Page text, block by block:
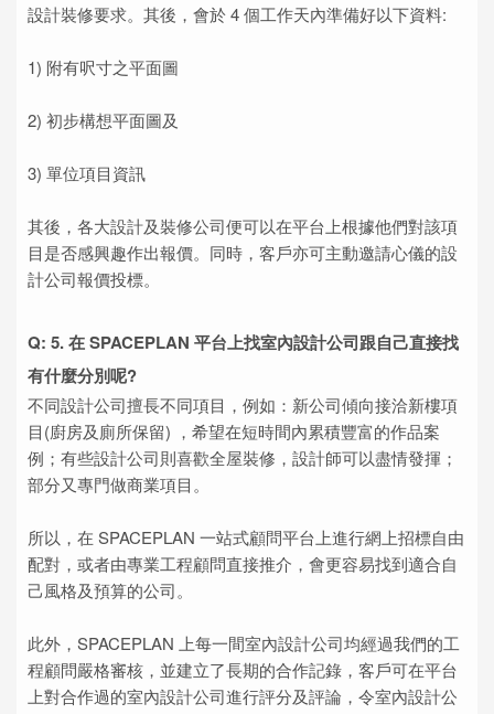
設計裝修要求。其後，會於 4 個工作天內準備好以下資料:
1) 附有呎寸之平面圖
2) 初步構想平面圖及
3) 單位項目資訊
其後，各大設計及裝修公司便可以在平台上根據他們對該項
目是否感興趣作出報價。同時，客戶亦可主動邀請心儀的設
計公司報價投標。
Q: 5. 在 SPACEPLAN 平台上找室內設計公司跟自己直接找
有什麼分別呢?
不同設計公司擅長不同項目，例如：新公司傾向接洽新樓項
目(廚房及廁所保留) ，希望在短時間內累積豐富的作品案
例；有些設計公司則喜歡全屋裝修，設計師可以盡情發揮；
部分又專門做商業項目。
所以，在 SPACEPLAN 一站式顧問平台上進行網上招標自由
配對，或者由專業工程顧問直接推介，會更容易找到適合自
己風格及預算的公司。
此外，SPACEPLAN 上每一間室內設計公司均經過我們的工
程顧問嚴格審核，並建立了長期的合作記錄，客戶可在平台
上對合作過的室內設計公司進行評分及評論，令室內設計公